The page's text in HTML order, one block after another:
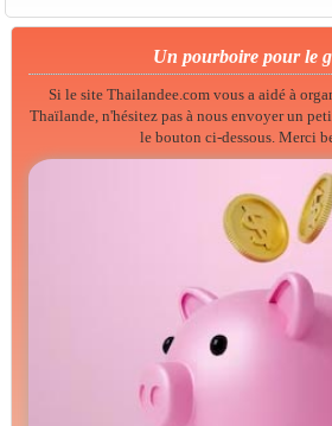
Un pourboire pour le
Si le site Thailandee.com vous a aidé à
Thaïlande, n'hésitez pas à nous envoyer un
le bouton ci-dessous. Merci